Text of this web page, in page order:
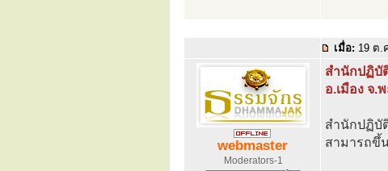
เมื่อ: 19 ต.
webmaster
Moderators-1
สำนักปฏิบั
อ.เมือง จ.
สำนักปฏิบั
สามารถขึ้